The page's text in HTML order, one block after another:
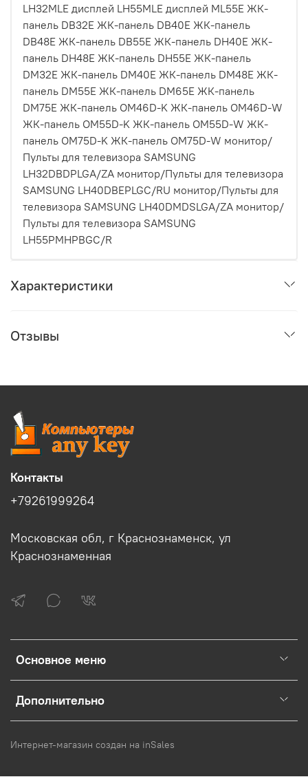
LH32MLE дисплей LH55MLE дисплей ML55E ЖК-
панель DB32E ЖК-панель DB40E ЖК-панель
DB48E ЖК-панель DB55E ЖК-панель DH40E ЖК-
панель DH48E ЖК-панель DH55E ЖК-панель
DM32E ЖК-панель DM40E ЖК-панель DM48E ЖК-
панель DM55E ЖК-панель DM65E ЖК-панель
DM75E ЖК-панель OM46D-K ЖК-панель OM46D-W
ЖК-панель OM55D-K ЖК-панель OM55D-W ЖК-
панель OM75D-K ЖК-панель OM75D-W монитор/
Пульты для телевизора SAMSUNG
LH32DBDPLGA/ZA монитор/Пульты для телевизора
SAMSUNG LH40DBEPLGC/RU монитор/Пульты для
телевизора SAMSUNG LH40DMDSLGA/ZA монитор/
Пульты для телевизора SAMSUNG
LH55PMHPBGC/R
Характеристики
Отзывы
Основное меню
Дополнительно
Контакты
+79261999264
Московская обл, г Краснознаменск, ул
Краснознаменная
Интернет-магазин создан на inSales